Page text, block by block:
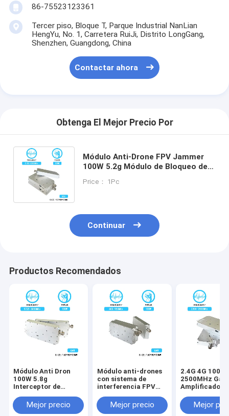
86-75523123361
Tercer piso, Bloque T, Parque Industrial NanLian
HengYu, No. 1, Carretera RuiJi, Distrito LongGang,
Shenzhen, Guangdong, China
Contactar ahora
Obtenga El Mejor Precio Por
Módulo Anti-Drone FPV Jammer
100W 5.2g Módulo de Bloqueo de
Protector de Aislamiento
Price： 1Pc
Continuar
Productos Recomendados
Módulo Anti Dron
100W 5.8g
Interceptor de
Bloqueador Antidron
con GAN y Protector
Mejor precio
Módulo anti-drones
con sistema de
interferencia FPV
950MHz con
amplificador de
Mejor precio
2.4G 4G
2500MHz GaN
Amplificador
contador de
para el
Mejor